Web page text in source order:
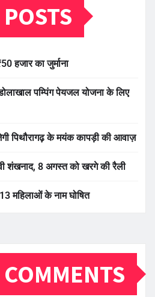
हजार का जुर्माना
पम्पिंग पेयजल योजना के लिए
पिथौरागढ़ के मयंक कापड़ी की आवाज़
शंखनाद, 8 अगस्त को खरगे की रैली
महिलाओं के नाम घोषित